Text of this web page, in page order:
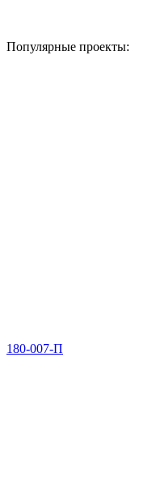
Популярные проекты:
180-007-П